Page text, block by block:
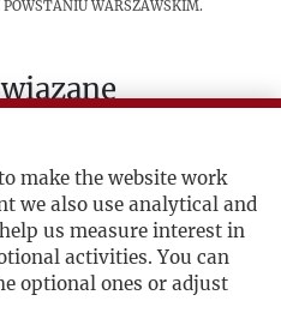
-
make the website work
we also use analytical and
us measure interest in
activities. You can
optional ones or adjust